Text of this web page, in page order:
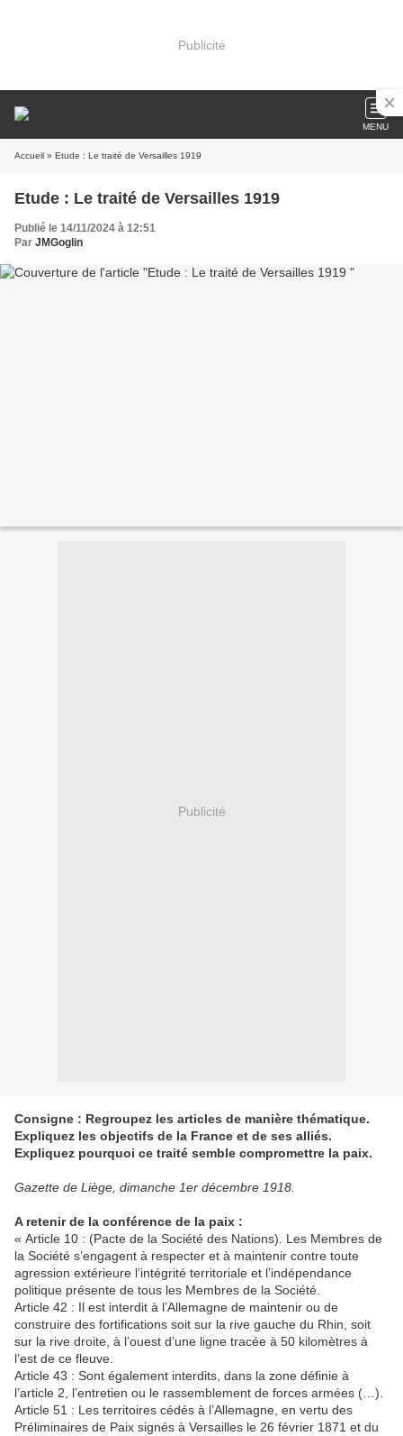
Publicité
MENU
Accueil » Etude : Le traité de Versailles 1919
Etude : Le traité de Versailles 1919
Publié le 14/11/2024 à 12:51
Par JMGoglin
Publicité
Consigne : Regroupez les articles de manière thématique.
Expliquez les objectifs de la France et de ses alliés.
Expliquez pourquoi ce traité semble compromettre la paix.
Gazette de Liège, dimanche 1er décembre 1918.
A retenir de la conférence de la paix :
« Article 10 : (Pacte de la Société des Nations). Les Membres de
la Société s’engagent à respecter et à maintenir contre toute
agression extérieure l’intégrité territoriale et l’indépendance
politique présente de tous les Membres de la Société.
Article 42 : Il est interdit à l’Allemagne de maintenir ou de
construire des fortifications soit sur la rive gauche du Rhin, soit
sur la rive droite, à l’ouest d’une ligne tracée à 50 kilomètres à
l’est de ce fleuve.
Article 43 : Sont également interdits, dans la zone définie à
l’article 2, l’entretien ou le rassemblement de forces armées (…).
Article 51 : Les territoires cédés à l’Allemagne, en vertu des
Préliminaires de Paix signés à Versailles le 26 février 1871 et du